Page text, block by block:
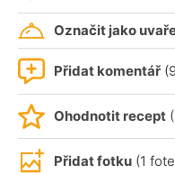
Označit jako
Přidat komentář
Ohodnotit recept
Přidat fotku (1